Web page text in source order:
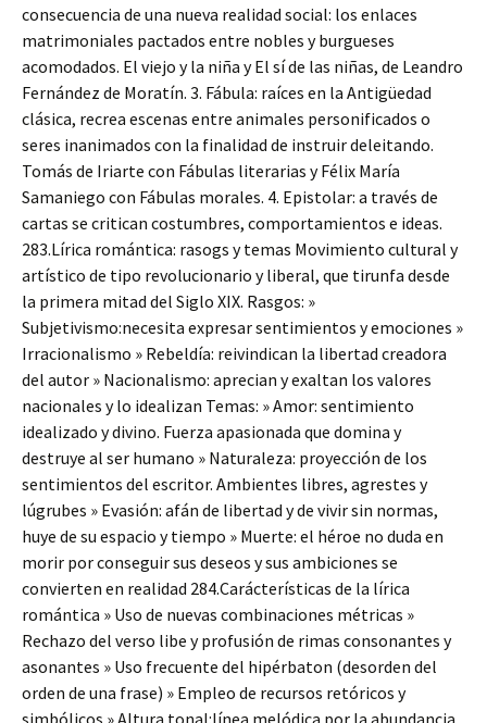
consecuencia de una nueva realidad social: los enlaces
matrimoniales pactados entre nobles y burgueses
acomodados. El viejo y la niña y El sí de las niñas, de Leandro
Fernández de Moratín. 3. Fábula: raíces en la Antigüedad
clásica, recrea escenas entre animales personificados o
seres inanimados con la finalidad de instruir deleitando.
Tomás de Iriarte con Fábulas literarias y Félix María
Samaniego con Fábulas morales. 4. Epistolar: a través de
cartas se critican costumbres, comportamientos e ideas.
283.Lírica romántica: rasogs y temas Movimiento cultural y
artístico de tipo revolucionario y liberal, que tirunfa desde
la primera mitad del Siglo XIX. Rasgos: »
Subjetivismo:necesita expresar sentimientos y emociones »
Irracionalismo » Rebeldía: reivindican la libertad creadora
del autor » Nacionalismo: aprecian y exaltan los valores
nacionales y lo idealizan Temas: » Amor: sentimiento
idealizado y divino. Fuerza apasionada que domina y
destruye al ser humano » Naturaleza: proyección de los
sentimientos del escritor. Ambientes libres, agrestes y
lúgrubes » Evasión: afán de libertad y de vivir sin normas,
huye de su espacio y tiempo » Muerte: el héroe no duda en
morir por conseguir sus deseos y sus ambiciones se
convierten en realidad 284.Carácterísticas de la lírica
romántica » Uso de nuevas combinaciones métricas »
Rechazo del verso libe y profusión de rimas consonantes y
asonantes » Uso frecuente del hipérbaton (desorden del
orden de una frase) » Empleo de recursos retóricos y
simbólicos » Altura tonal:línea melódica por la abundancia